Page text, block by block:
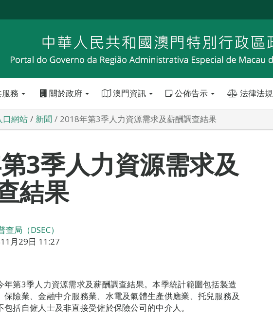
務 關於政府 澳門資訊 公佈告示 法律法規
口網站 新聞 2018年第3季人力資源需求及薪酬調查結果
3季人力資源需求及
結果
查局（DSEC）
月29日 11:27
年第3季人力資源需求及薪酬調查結果。本季統計範圍包括製造
保險業、金融中介服務業、水電及氣體生產供應業、托兒服務及
括自僱人士及非直接受僱於保險公司的中介人。